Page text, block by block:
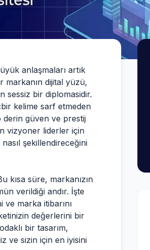
anlaşmaları artık
markanın dijital yüzü,
sessiz bir diplomasidir.
kelime sarf etmeden
derin güven ve prestij
vizyoner liderler için
şekillendireceğini
kısa süre, markanızın
verildiği andır. İşte
ve marka itibarını
değerlerini bir
bir tasarım,
ve sizin için en iyisini